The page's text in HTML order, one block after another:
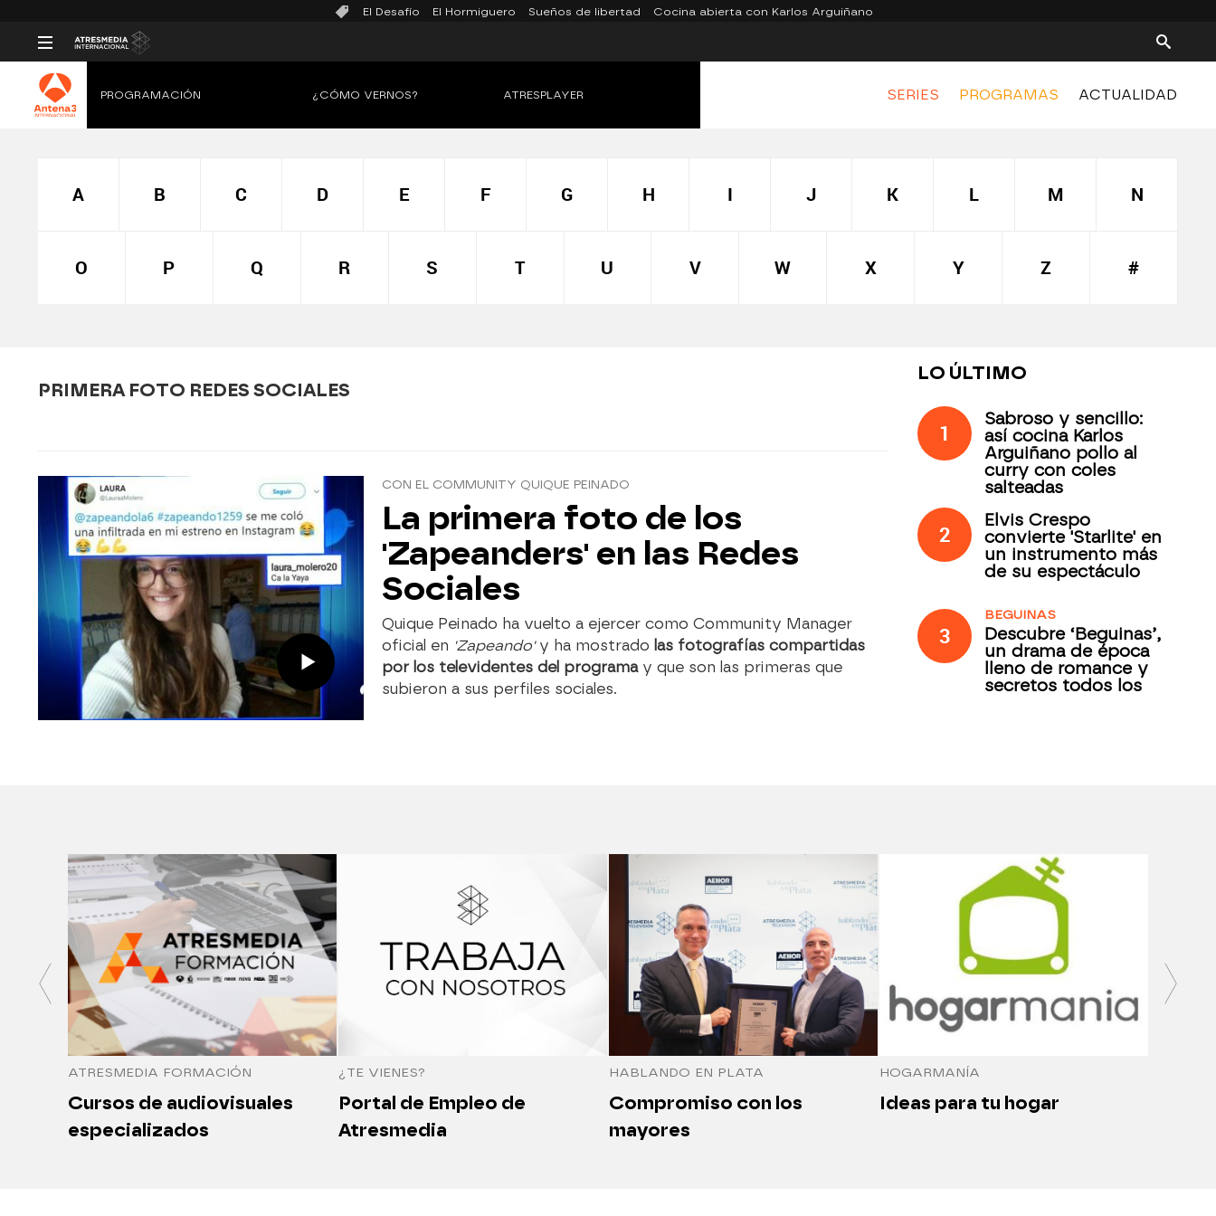
El Desafío El Hormiguero Sueños de libertad Cocina abierta con Karlos Arguiñano
SERIES PROGRAMAS ACTUALIDAD
PROGRAMACIÓN ¿CÓMO VERNOS? ATRESPLAYER
A B C D E F G H I J K L M N
O P Q R S T U V W X Y Z #
PRIMERA FOTO REDES SOCIALES
CON EL COMMUNITY QUIQUE PEINADO
La primera foto de los
'Zapeanders' en las Redes
Sociales
Quique Peinado ha vuelto a ejercer como Community Manager
oficial en 'Zapeando'y ha mostrado las fotografías compartidas
por los televidentes del programa y que son las primeras que
subieron a sus perfiles sociales.
LO ÚLTIMO
1
Sabroso y sencillo:
así cocina Karlos
Arguiñano pollo al
curry con coles
salteadas
2
Elvis Crespo
convierte 'Starlite' en
un instrumento más
de su espectáculo
3
BEGUINAS
Descubre ‘Beguinas’,
un drama de época
lleno de romance y
secretos todos los
ATRESMEDIA FORMACIÓN
Cursos de audiovisuales
especializados
¿TE VIENES?
Portal de Empleo de
Atresmedia
HABLANDO EN PLATA
Compromiso con los
mayores
HOGARMANÍA
Ideas para tu hogar